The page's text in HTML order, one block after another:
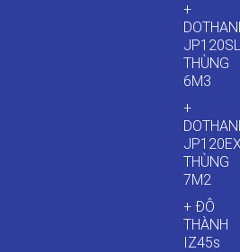
+
JP120SL
THÙNG
6M3
+
THÙNG
7M2
+ ĐÔ
THÀNH
IZ45s